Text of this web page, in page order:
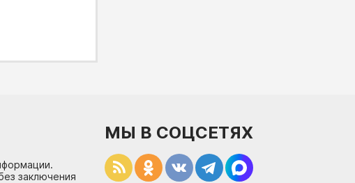
заключения
МЫ В СОЦСЕТЯХ